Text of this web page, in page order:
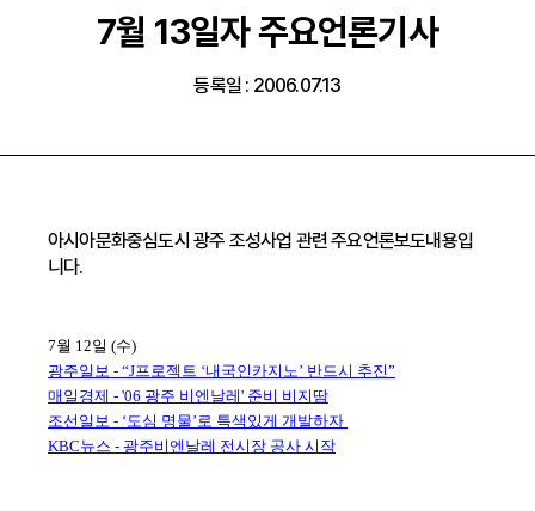
7월 13일자 주요언론기사
등록일 : 2006.07.13
아시아문화중심도시 광주 조성사업 관련 주요언론보도내용입
니다.
7월 12일 (수)
광주일보 - “J프로젝트 ‘내국인카지노’ 반드시 추진”
매일경제 - '06 광주 비엔날레' 준비 비지땀
조선일보 - ‘도심 명물’로 특색있게 개발하자
KBC뉴스 - 광주비엔날레 전시장 공사 시작